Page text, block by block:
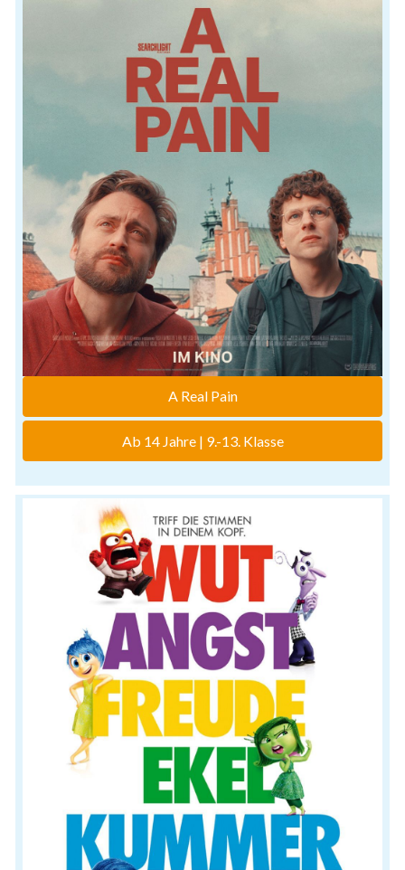
A Real Pain
Ab 14 Jahre | 9.-13. Klasse